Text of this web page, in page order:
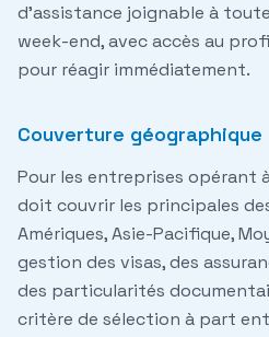
d'assistance joignable à
week-end, avec accès au
pour réagir immédiatement.
Couverture géographique
Pour les entreprises opérant
doit couvrir les principales
Amériques, Asie-Pacifique,
gestion des visas, des
des particularités
critère de sélection à part